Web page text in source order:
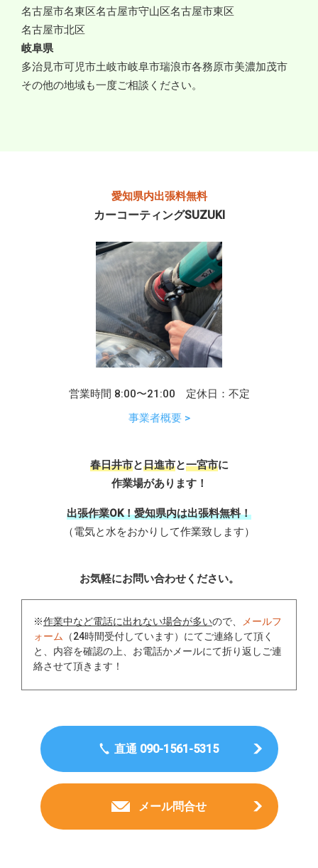
名古屋市名東区名古屋市守山区名古屋市東区
名古屋市北区
岐阜県
多治見市可児市土岐市岐阜市瑞浪市各務原市美濃加茂市
その他の地域も一度ご相談ください。
愛知県内出張料無料
カーコーティングSUZUKI
営業時間 8:00〜21:00 定休日：不定
事業者概要 >
春日井市と日進市と一宮市に
作業場があります！
出張作業OK！愛知県内は出張料無料！
（電気と水をおかりして作業致します）
お気軽にお問い合わせください。
※作業中など電話に出れない場合が多いので、
メールフ
ォーム
（24時間受付しています）にてご連絡して頂く
と、内容を確認の上、お電話かメールにて折り返しご連
絡させて頂きます！
直通 090-1561-5315
メール問合せ